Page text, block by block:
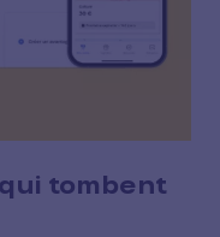
tombent